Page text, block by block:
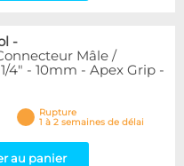
-
Mâle /
4" - 10mm - Apex Grip -
Rupture
1 à 2 semaines de délai
au panier